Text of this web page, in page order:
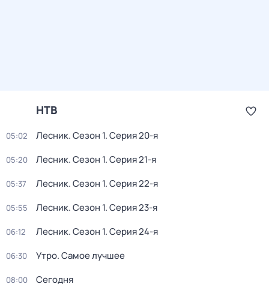
НТВ
05:02 Лесник. Сезон 1. Серия 20-я
05:20 Лесник. Сезон 1. Серия 21-я
05:37 Лесник. Сезон 1. Серия 22-я
05:55 Лесник. Сезон 1. Серия 23-я
06:12 Лесник. Сезон 1. Серия 24-я
06:30 Утро. Самое лучшее
08:00 Сегодня